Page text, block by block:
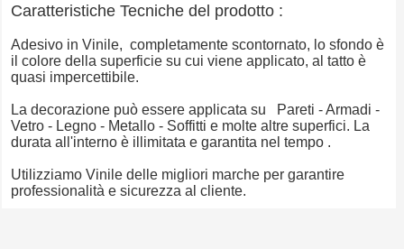
Caratteristiche Tecniche del prodotto :
Adesivo in Vinile, completamente scontornato, lo sfondo è
il colore della superficie su cui viene applicato, al tatto è
quasi impercettibile.
La decorazione può essere applicata su Pareti - Armadi -
Vetro - Legno - Metallo - Soffitti e molte altre superfici. La
durata all'interno è illimitata e garantita nel tempo .
Utilizziamo Vinile delle migliori marche per garantire
professionalità e sicurezza al cliente.